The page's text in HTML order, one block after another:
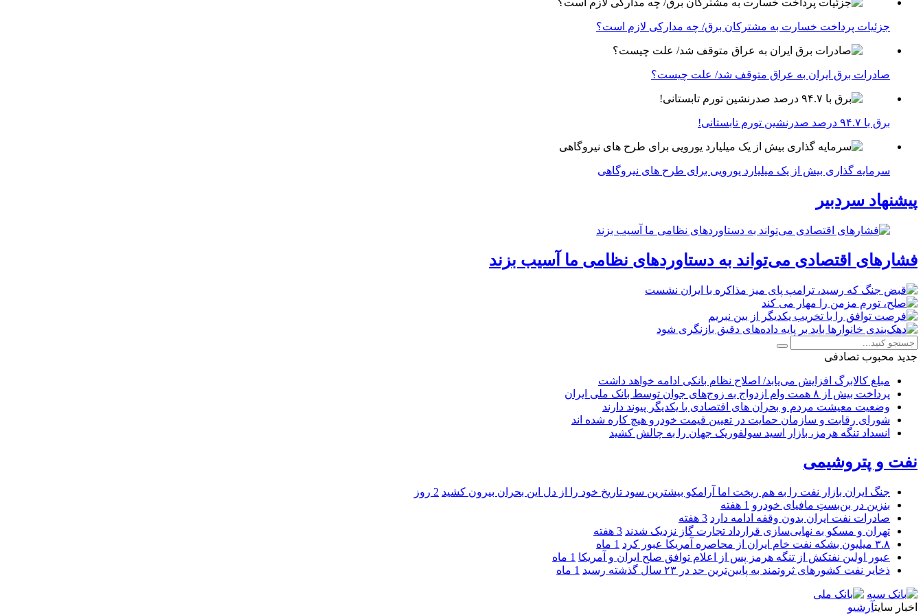
جزئیات پرداخت خسارت به مشترکان برق/ چه مدارکی لازم است؟
صادرات برق ایران به عراق متوقف شد/ علت چیست؟
برق با ۹۴.۷ درصد صدرنشین تورم تابستانی!
سرمایه گذاری بیش از یک میلیارد یورویی برای طرح های نیروگاهی
پیشنهاد سردبیر
فشارهای اقتصادی می‌تواند به دستاوردهای نظامی ما آسیب بزند
جدید محبوب تصادفی
مبلغ کالابرگ افزایش می‌یابد/ اصلاح نظام بانکی ادامه خواهد داشت
پرداخت بیش از ۸ همت وام ازدواج به زوج‌های جوان توسط بانک ملی ایران
وضعیت معیشت مردم و بحران های اقتصادی با یکدیگر پیوند دارند
شورای رقابت و سازمان حمایت در تعیین قیمت خودرو هیچ کاره شده اند
انسداد تنگه هرمز، بازار اسید سولفوریک جهان را به چالش کشید
نفت و پتروشیمی
جنگ ایران بازار نفت را به هم ریخت اما آرامکو بیشترین سود تاریخ خود را از دل این بحران بیرون کشید 2 روز
بنزین در بن‌بستِ مافیای خودرو 1 هفته
صادرات نفت ایران بدون وقفه ادامه دارد 3 هفته
تهران و مسکو به نهایی‌سازی قرارداد تجارت گاز نزدیک شدند 3 هفته
۳.۸ میلیون بشکه نفت خام ایران از محاصره آمریکا عبور کرد
1 ماه
عبور اولین نفتکش از تنگه هرمز پس از اعلام توافق صلح ایران و آمریکا 1 ماه
ذخایر نفت کشورهای ثروتمند به پایین‌ترین حد در ۲۳ سال گذشته رسید
1 ماه
اخبار سایتآرشیو